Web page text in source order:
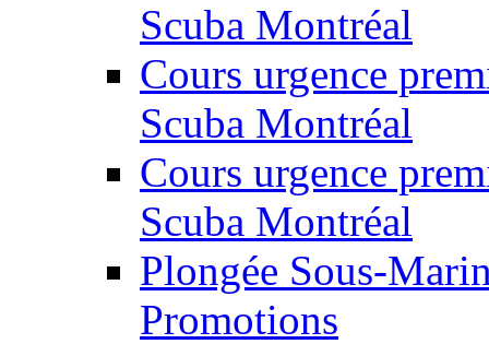
Scuba Montréal
Cours urgence
Scuba Montréal
Cours urgence
Scuba Montréal
Plongée Sous-
Promotions